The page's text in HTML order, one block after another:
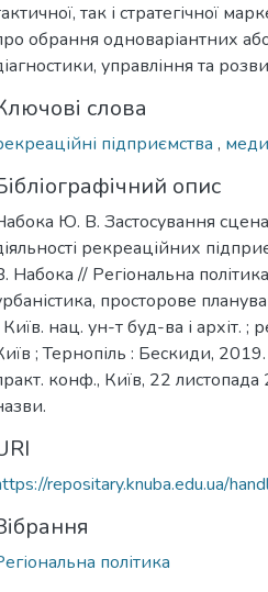
так і стратегічної
обрання одноваріантних
управління та
слова
підприємства ,
опис
Ю. В. Застосування
рекреаційних
Набока // Регіональна
просторове
нац. ун-т буд-ва і архіт. ;
; Тернопіль : Бескиди,
конф., Київ, 22
repositary.knuba.edu.ua/
політика